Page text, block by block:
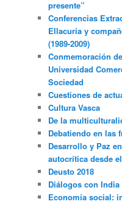
presente”
Conferencias
Ellacuria y
(1989-2009)
Conmemoración
Universidad
Sociedad
Cuestiones de
Cultura Vasca
De la
Debatiendo en las
Desarrollo y Paz
autocrítica desde
Deusto 2018
Diálogos con India
Economía social: